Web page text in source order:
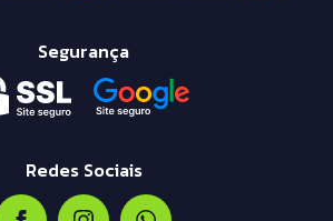
Segurança
Redes Sociais